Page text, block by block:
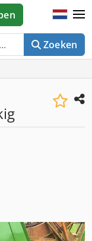
Zoeken